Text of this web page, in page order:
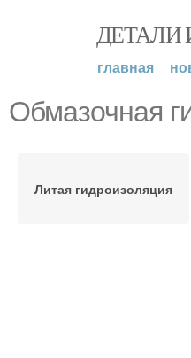
ДЕТАЛИ
главная
Обмазочная
Литая гидроизоляция